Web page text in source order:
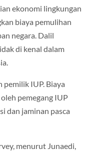
ekonomi lingkungan
biaya pemulihan
negara. Dalil
di kenal dalam
pemilik IUP. Biaya
pemegang IUP
dan jaminan pasca
menurut Junaedi,